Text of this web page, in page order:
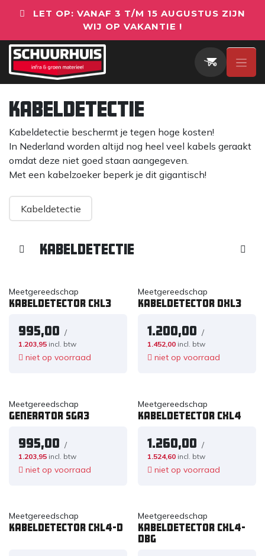
LET OP: VANAF 3 T/M 15 AUGUSTUS ZIJN
WIJ OP VAKANTIE !
Kabeldetectie
Kabeldetectie beschermt je tegen hoge kosten!
In Nederland worden altijd nog heel veel kabels geraakt
omdat deze niet goed staan aangegeven.
Met een kabelzoeker beperk je dit gigantisch!
Kabeldetectie
Kabeldetectie
Meetgereedschap
Kabeldetector CXL3
995,00 /
1.203,95 incl. btw
niet op voorraad
Meetgereedschap
Kabeldetector DXL3
1.200,00 /
1.452,00 incl. btw
niet op voorraad
Meetgereedschap
Generator SGA3
995,00 /
1.203,95 incl. btw
niet op voorraad
Meetgereedschap
Kabeldetector CXL4
1.260,00 /
1.524,60 incl. btw
niet op voorraad
Meetgereedschap
Kabeldetector CXL4-D
Meetgereedschap
Kabeldetector CXL4-
DBG